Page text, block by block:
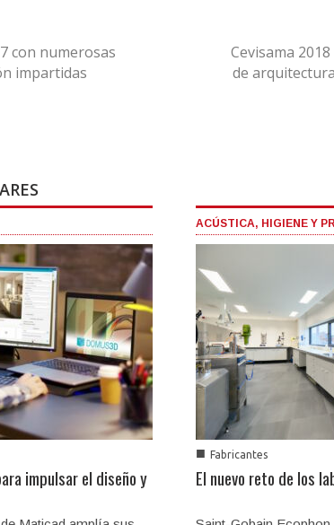
con numerosas
impartidas
Cevisama
de
impulsar el diseño y
ACÚSTICA, HIGIENE Y
■ Fabricantes
El nuevo reto de los